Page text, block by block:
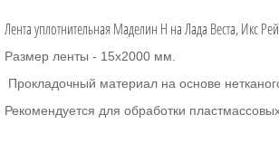
Лента уплотнительная Маделин Н на Лада Веста, Икс
Размер ленты - 15х2000 мм.
Прокладочный материал на основе
Рекомендуется для обработки